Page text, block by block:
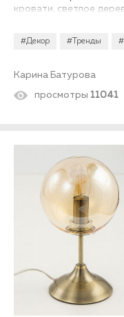
#Декор #Тренды
кровати, светлое
шик». Всё о дизайне
Карина Батурова
просмотры 11041